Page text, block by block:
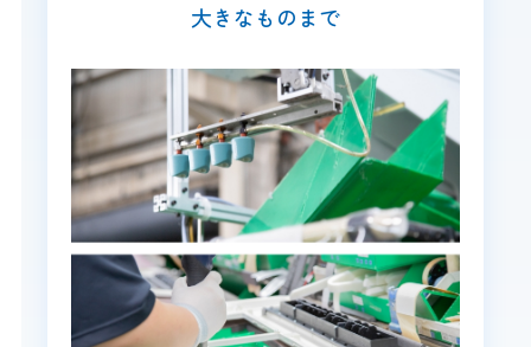
大きなものまで